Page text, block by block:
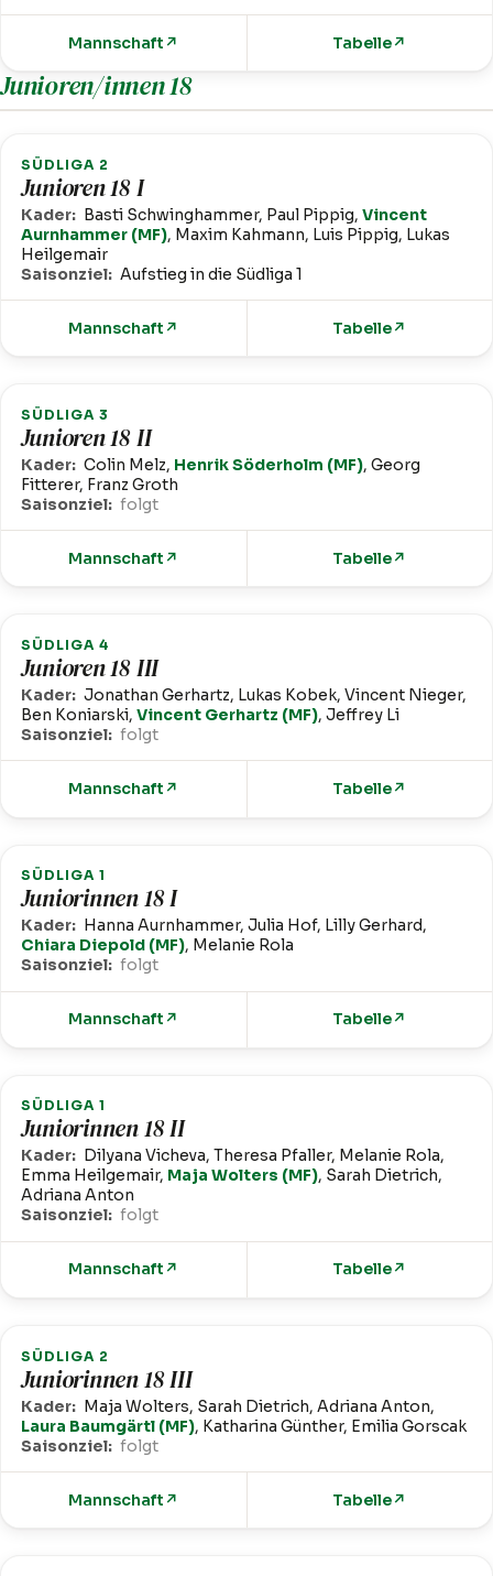
Mannschaft ↗ Tabelle↗
Junioren/innen 18
SÜDLIGA 2
Junioren 18 I
Kader: Basti Schwinghammer, Paul Pippig,Vincent
Aurnhammer (MF), Maxim Kahmann, Luis Pippig, Lukas
Heilgemair
Saisonziel: Aufstieg in die Südliga 1
Mannschaft ↗ Tabelle↗
SÜDLIGA 3
Junioren 18 II
Kader: Colin Melz, Henrik Söderholm (MF), Georg
Fitterer, Franz Groth
Saisonziel: folgt
Mannschaft ↗ Tabelle↗
SÜDLIGA 4
Junioren 18 III
Kader: Jonathan Gerhartz, Lukas Kobek, Vincent Nieger,
Ben Koniarski,Vincent Gerhartz (MF), Jeffrey Li
Saisonziel: folgt
Mannschaft ↗ Tabelle↗
SÜDLIGA 1
Juniorinnen 18 I
Kader: Hanna Aurnhammer, Julia Hof, Lilly Gerhard,
Chiara Diepold (MF), Melanie Rola
Saisonziel: folgt
Mannschaft ↗ Tabelle↗
SÜDLIGA 1
Juniorinnen 18 II
Kader: Dilyana Vicheva, Theresa Pfaller, Melanie Rola,
Emma Heilgemair, Maja Wolters (MF), Sarah Dietrich,
Adriana Anton
Saisonziel: folgt
Mannschaft ↗ Tabelle↗
SÜDLIGA 2
Juniorinnen 18 III
Kader: Maja Wolters, Sarah Dietrich, Adriana Anton,
Laura Baumgärtl (MF), Katharina Günther, Emilia Gorscak
Saisonziel: folgt
Mannschaft ↗ Tabelle↗